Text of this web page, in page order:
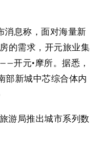
消息称，面对海量新
的需求，开元旅业集
开元·摩所。据悉，
部新城中芯综合体内
游局推出城市系列数